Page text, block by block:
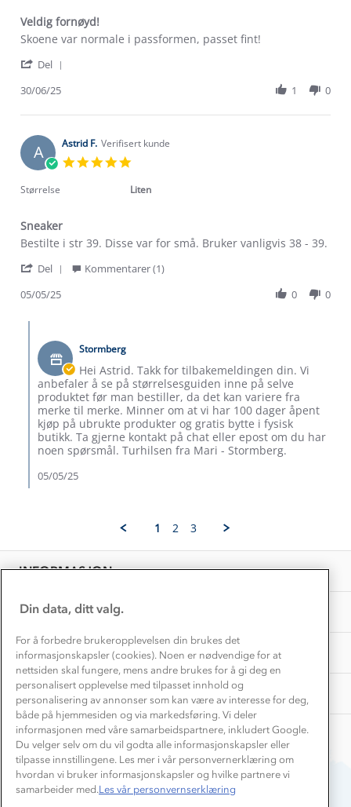
Veldig fornøyd!
Review
Lisbeth
on
Jun
2025
review
Veldig
Skoene var normale i passformen, passet fint!
Del
Lisbeth
on
30
Jun
30/06/25 1 0
A Astrid F. Verifisert kunde
rating
Størrelse Liten
Sneaker
Review
Astrid
on
May
review
Sneaker
Bestilte i str 39. Disse var for små. Bruker vanligvis 38 - 39.
Del
on
5
May
2025
Kommentarer (1)
05/05/25
0 0
Butikkeier
on
Review
by
Astrid
on
2025
Stormberg
Hei Astrid. Takk for tilbakemeldingen din. Vi
anbefaler å se på størrelsesguiden inne på selve
produktet før man bestiller, da det kan variere fra
merke til merke. Minner om at vi har 100 dager åpent
kjøp på ubrukte produkter og gratis bytte i fysisk
butikk. Ta gjerne kontakt på chat eller epost om du har
noen spørsmål. Turhilsen fra Mari - Stormberg.
05/05/25
1 2 3
INFORMASJON
Kundeservice
Kontakt oss
Konkurransevinnere
Bedrift, barnehage og SFO
OM OSS
Klima og miljø
Etisk handel
Dyreetikk
1% til samfunnet
Inkludering
Samarbeide med oss?
TIPS OG RÅD
Trelagsprinsippet barn
Alt du trenger til Norgesferien
Dette trenger du til barnehagen
Gravidklær
Hvordan velge riktig turtøy?
Turmat oppskrifter
Beredskap
AKTIVITETER
Norgesferie 🇳🇴
Få turinspirasjon og tips her⛰
Overnatte utendørs⛺
Leirskole 🥾
Barnehageansatt
Tips til hyttetur
Din data, ditt valg.
For å forbedre brukeropplevelsen din brukes det
informasjonskapsler (cookies). Noen er nødvendige for at
nettsiden skal fungere, mens andre brukes for å gi deg en
personalisert opplevelse med tilpasset innhold og
personalisering av annonser som kan være av interesse for deg,
både på hjemmesiden og via markedsføring. Vi deler
informasjonen med våre samarbeidspartnere, inkludert Google.
Du velger selv om du vil godta alle informasjonskapsler eller
tilpasse innstillingene. Les mer i vår personvernerklæring om
hvordan vi bruker informasjonskapsler og hvilke partnere vi
samarbeider med.Les vår personvernserklæring